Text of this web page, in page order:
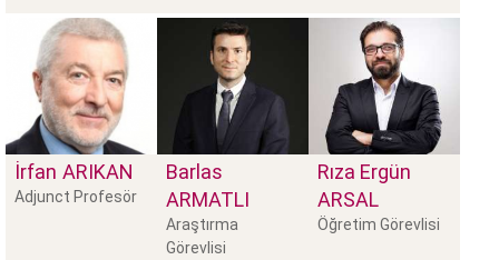
İrfan ARIKAN
Adjunct Profesör
Barlas
ARMATLI
Araştırma
Görevlisi
Rıza Ergün
ARSAL
Öğretim Görevlisi